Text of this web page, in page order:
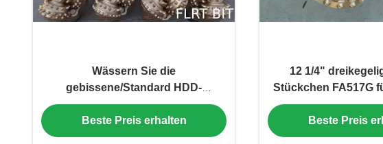
Wässern Sie die
gebissene/Standard HDD-
Versuchsstückchen-
Brunnenbohrung 311.2mm FA517G
API-7-1
Beste Preis erhalten
12 1/4"
Stückchen FA517G
Bildungs-/
Beste Preis